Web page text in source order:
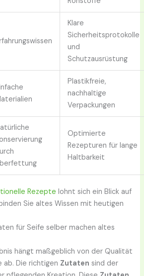
Klare
Sicherheitsprotokolle
und
Schutzausrüstung
Plastikfreie,
nachhaltige
Verpackungen
Optimierte
Rezepturen für lange
Haltbarkeit
Rezepte lohnt sich ein Blick auf
Sie altes Wissen mit heutigen
für Seife selber machen altes
hängt maßgeblich von der Qualität
ab. Die richtigen Zutaten sind der